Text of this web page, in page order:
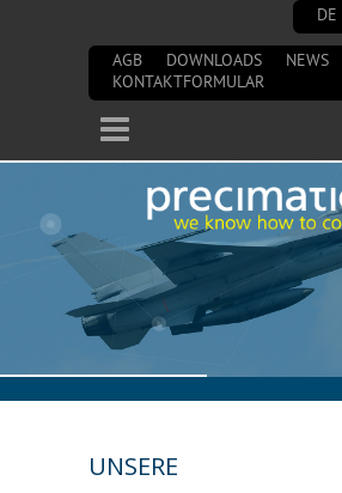
DE
AGB DOWNLOADS NEWS
KONTAKTFORMULAR
UNSERE